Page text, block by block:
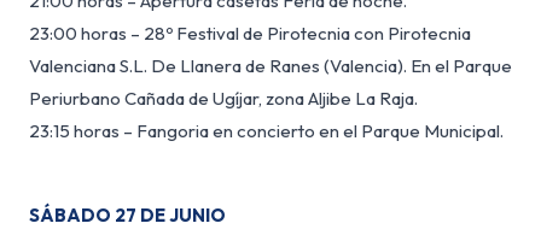
23:00 horas – 28º Festival de Pirotecnia con Pirotecnia
Valenciana S.L. De Llanera de Ranes (Valencia). En el Parque
Periurbano Cañada de Ugíjar, zona Aljibe La Raja.
23:15 horas – Fangoria en concierto en el Parque Municipal.
SÁBADO 27 DE JUNIO